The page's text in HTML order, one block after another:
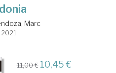
Marc
11,00 € 10,45 €